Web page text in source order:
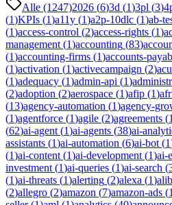
Alle (1247)2026 (6)3d (1)3pl (3)
(1)KPIs (1)a11y (1)a2p-10dlc (1)ab-
(1)access-control (2)access-rights (1)
management (1)accounting (83)
(1)accounting-firms (1)accounts-
(1)activation (1)activecampaign (2)
(1)adequacy (1)admin-api (1)
(2)adoption (2)aerospace (1)afip (1)
(13)agency-automation (1)agency-
(1)agentforce (1)agile (2)agreements (1
(62)ai-agent (1)ai-agents (38)ai-
assistants (1)ai-automation (6)ai-bot (1
(1)ai-content (1)ai-development (1)ai-
investment (1)ai-queries (1)ai-search (
(1)ai-threats (1)alerting (2)alexa (1)
(2)allegro (2)amazon (7)amazon-ads (1